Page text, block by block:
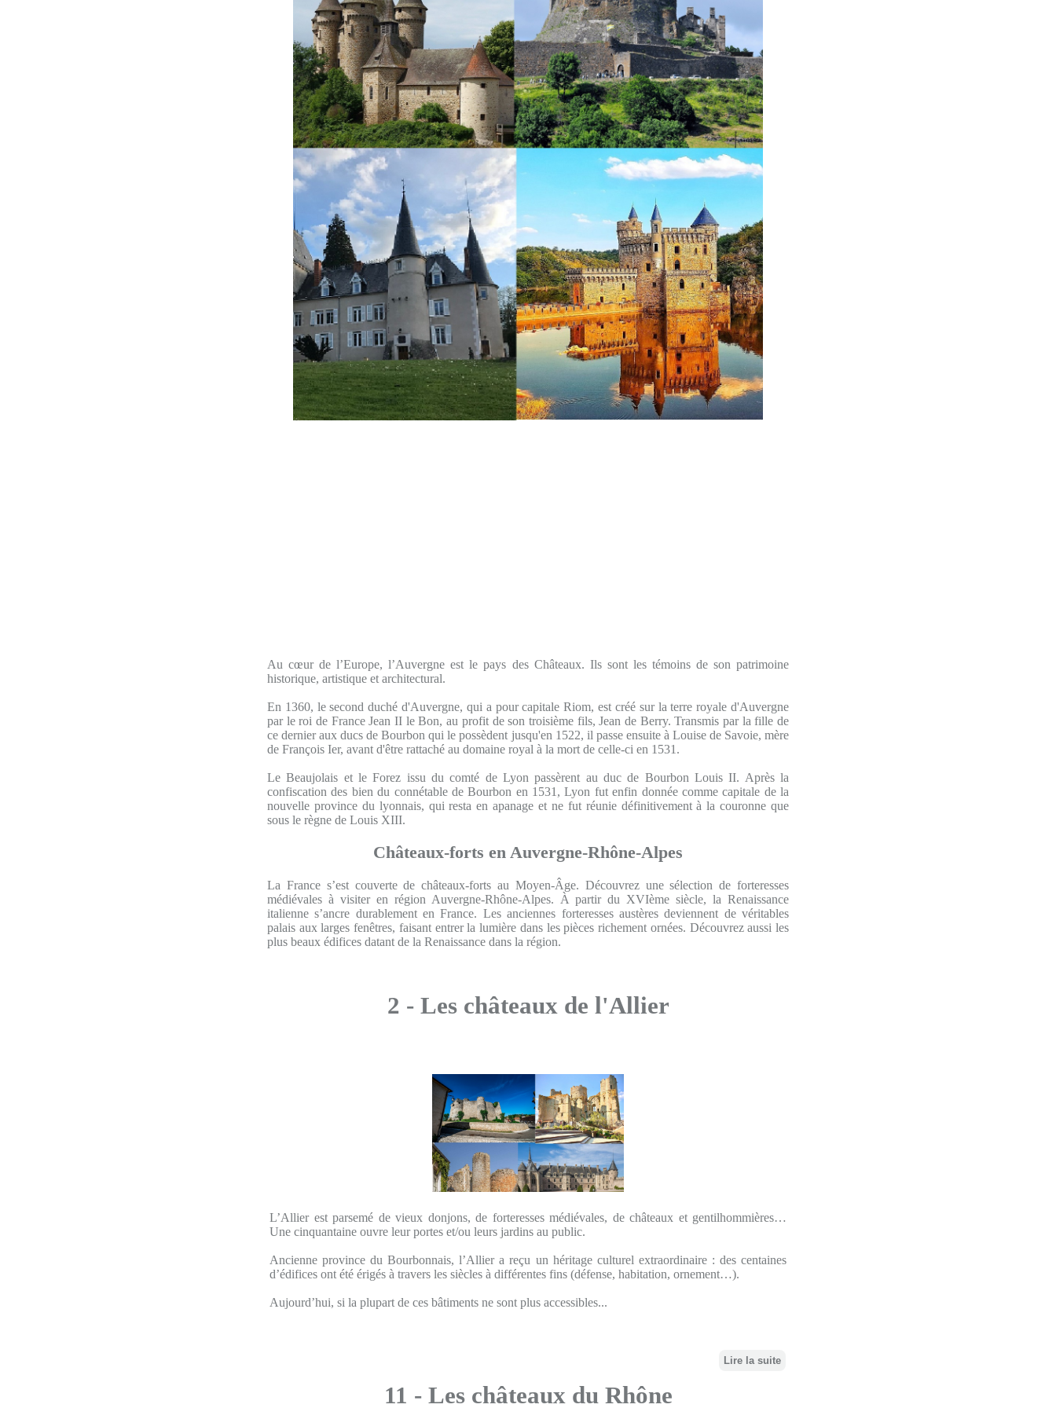
Au cœur de l’Europe, l’Auvergne est le pays des Châteaux. Ils sont les témoins de son patrimoine
historique, artistique et architectural.
En 1360, le second duché d'Auvergne, qui a pour capitale Riom, est créé sur la terre royale d'Auvergne
par le roi de France Jean II le Bon, au profit de son troisième fils, Jean de Berry. Transmis par la fille de
ce dernier aux ducs de Bourbon qui le possèdent jusqu'en 1522, il passe ensuite à Louise de Savoie, mère
de François Ier, avant d'être rattaché au domaine royal à la mort de celle-ci en 1531.
Le Beaujolais et le Forez issu du comté de Lyon passèrent au duc de Bourbon Louis II. Après la
confiscation des bien du connétable de Bourbon en 1531, Lyon fut enfin donnée comme capitale de la
nouvelle province du lyonnais, qui resta en apanage et ne fut réunie définitivement à la couronne que
sous le règne de Louis XIII.
Châteaux-forts en Auvergne-Rhône-Alpes
La France s’est couverte de châteaux-forts au Moyen-Âge. Découvrez une sélection de forteresses
médiévales à visiter en région Auvergne-Rhône-Alpes. À partir du XVIème siècle, la Renaissance
italienne s’ancre durablement en France. Les anciennes forteresses austères deviennent de véritables
palais aux larges fenêtres, faisant entrer la lumière dans les pièces richement ornées. Découvrez aussi les
plus beaux édifices datant de la Renaissance dans la région.
2 - Les châteaux de l'Allier
L’Allier est parsemé de vieux donjons, de forteresses médiévales, de châteaux et gentilhommières…
Une cinquantaine ouvre leur portes et/ou leurs jardins au public.
Ancienne province du Bourbonnais, l’Allier a reçu un héritage culturel extraordinaire : des centaines
d’édifices ont été érigés à travers les siècles à différentes fins (défense, habitation, ornement…).
Aujourd’hui, si la plupart de ces bâtiments ne sont plus accessibles...
Lire la suite
11 - Les châteaux du Rhône